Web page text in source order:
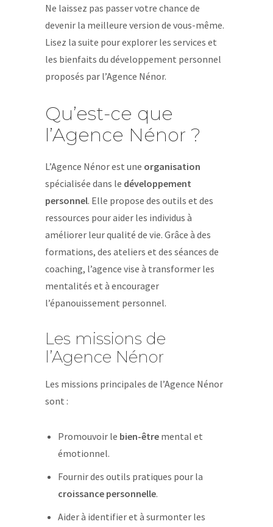
Ne laissez pas passer votre chance de
devenir la meilleure version de vous-même.
Lisez la suite pour explorer les services et
les bienfaits du développement personnel
proposés par l’Agence Nénor.
Qu’est-ce que
l’Agence Nénor ?
L’Agence Nénor est une organisation
spécialisée dans le développement
personnel. Elle propose des outils et des
ressources pour aider les individus à
améliorer leur qualité de vie. Grâce à des
formations, des ateliers et des séances de
coaching, l’agence vise à transformer les
mentalités et à encourager
l’épanouissement personnel.
Les missions de
l’Agence Nénor
Les missions principales de l’Agence Nénor
sont :
Promouvoir le bien-êtremental et
émotionnel.
Fournir des outils pratiques pour la
croissance personnelle.
Aider à identifier et à surmonter les